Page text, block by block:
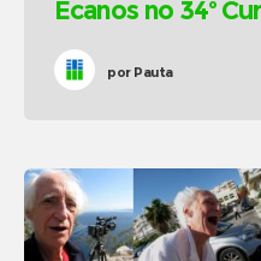
Ecanos no 34º
porPauta